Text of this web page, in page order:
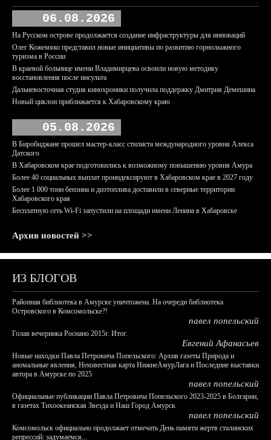
06.08.2026
На Русском острове продолжается создание инфраструктуры для инноваций
Олег Кожемяко представил новые инициативы по развитию горнолыжного
туризма в России
В краевой больнице имени Владимирцева освоили новую методику
восстановления после инсульта
Дальневосточная студия кинохроники получила поддержку Дмитрия Демешина
Новый циклон приближается к Хабаровскому краю
05.08.2026
В Биробиджане прошел мастер-класс стилиста международного уровня Алекса
Датского
В Хабаровском крае подготовились к возможному повышению уровня Амура
Более 40 социальных выплат проиндексируют в Хабаровском крае в 2027 году
Более 1 000 тонн бензина и дизтоплива доставили в северные территории
Хабаровского края
Бесплатную сеть Wi-Fi запустили на площади имени Ленина в Хабаровске
Архив новостей >>
ИЗ БЛОГОВ
Районная библиотека в Амурске уничтожена. На очереди библиотека
Островского в Комсомольске?!
павел попельский
Голая вечеринка Роснано 2015г. Итог.
Евгений Афанасьев
Новые находки Павла Петровича Попельского: Архив газеты Природа и
аномальные явления, Неизвестная карта НижнеАмурЛага и Последние выставки
автора в Амурске по 2025
павел попельский
Официальные публикации Павла Петровича Попельского 2023-2025 в Болгарии,
в газетах Тихоокеанская Звезда и Наш Город Амурск
павел попельский
Комсомольск официально продолжает отмечать День памяти жертв сталинских
репрессий: задумаемся...